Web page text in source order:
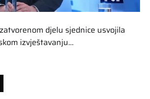
djelu sjednice usvojila
izvještavanju…